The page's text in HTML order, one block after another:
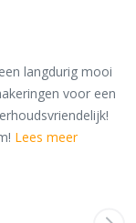
langdurig mooi
voor een
Lees meer